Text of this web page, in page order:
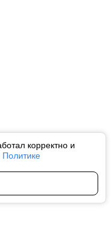
корректно и
Политике